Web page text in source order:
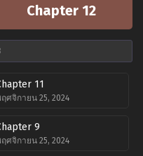
Chapter 12
11
ศจิกายน 25, 2024
9
ศจิกายน 25, 2024